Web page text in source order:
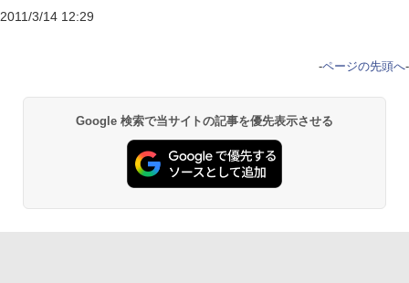
2011/3/14 12:29
-ページの先頭へ-
Google 検索で当サイトの記事を優先表示させる